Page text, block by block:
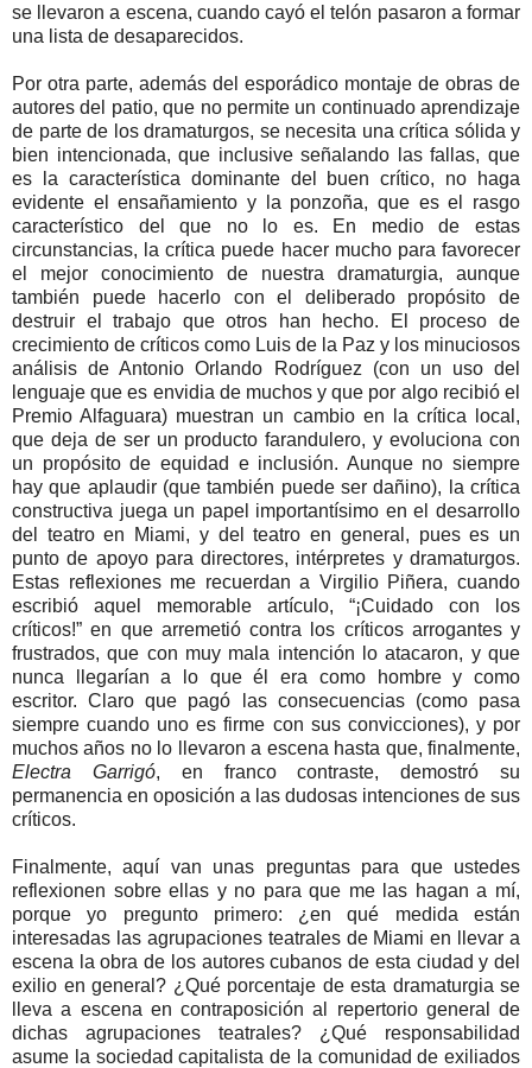
se llevaron a escena, cuando cayó el telón pasaron a formar
una lista de desaparecidos.
Por otra parte, además del esporádico montaje de obras de
autores del patio, que no permite un continuado aprendizaje
de parte de los dramaturgos, se necesita una crítica sólida y
bien intencionada, que inclusive señalando las fallas, que
es la característica dominante del buen crítico, no haga
evidente el ensañamiento y la ponzoña, que es el rasgo
característico del que no lo es. En medio de estas
circunstancias, la crítica puede hacer mucho para favorecer
el mejor conocimiento de nuestra dramaturgia, aunque
también puede hacerlo con el deliberado propósito de
destruir el trabajo que otros han hecho. El proceso de
crecimiento de críticos como Luis de la Paz y los minuciosos
análisis de Antonio Orlando Rodríguez (con un uso del
lenguaje que es envidia de muchos y que por algo recibió el
Premio Alfaguara) muestran un cambio en la crítica local,
que deja de ser un producto farandulero, y evoluciona con
un propósito de equidad e inclusión. Aunque no siempre
hay que aplaudir (que también puede ser dañino), la crítica
constructiva juega un papel importantísimo en el desarrollo
del teatro en Miami, y del teatro en general, pues es un
punto de apoyo para directores, intérpretes y dramaturgos.
Estas reflexiones me recuerdan a Virgilio Piñera, cuando
escribió aquel memorable artículo, “¡Cuidado con los
críticos!” en que arremetió contra los críticos arrogantes y
frustrados, que con muy mala intención lo atacaron, y que
nunca llegarían a lo que él era como hombre y como
escritor. Claro que pagó las consecuencias (como pasa
siempre cuando uno es firme con sus convicciones), y por
muchos años no lo llevaron a escena hasta que, finalmente,
Electra Garrigó, en franco contraste, demostró su
permanencia en oposición a las dudosas intenciones de sus
críticos.
Finalmente, aquí van unas preguntas para que ustedes
reflexionen sobre ellas y no para que me las hagan a mí,
porque yo pregunto primero: ¿en qué medida están
interesadas las agrupaciones teatrales de Miami en llevar a
escena la obra de los autores cubanos de esta ciudad y del
exilio en general? ¿Qué porcentaje de esta dramaturgia se
lleva a escena en contraposición al repertorio general de
dichas agrupaciones teatrales? ¿Qué responsabilidad
asume la sociedad capitalista de la comunidad de exiliados